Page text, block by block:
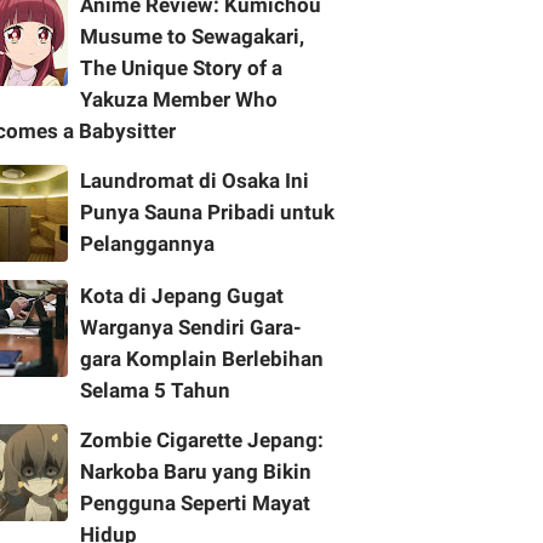
Anime Review: Kumichou
Musume to Sewagakari,
The Unique Story of a
Yakuza Member Who
a Babysitter
Laundromat di Osaka Ini
Punya Sauna Pribadi untuk
Pelanggannya
Kota di Jepang Gugat
Warganya Sendiri Gara-
gara Komplain Berlebihan
Selama 5 Tahun
Zombie Cigarette Jepang:
Narkoba Baru yang Bikin
Pengguna Seperti Mayat
Hidup